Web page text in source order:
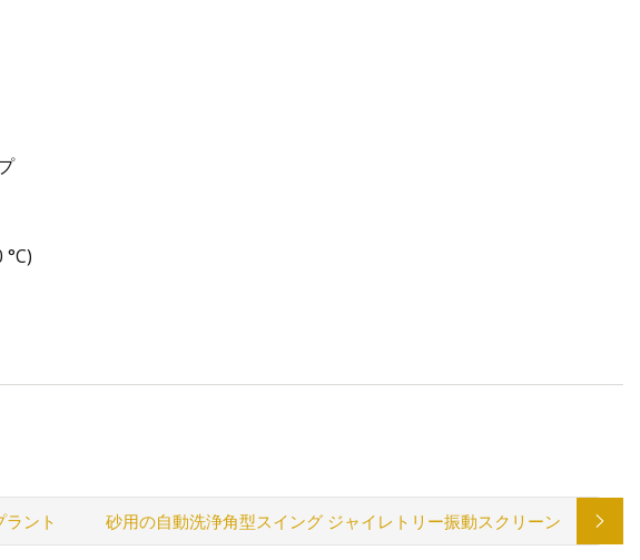
ント 砂用の自動洗浄角型スイング ジャイレトリー振動スクリーン